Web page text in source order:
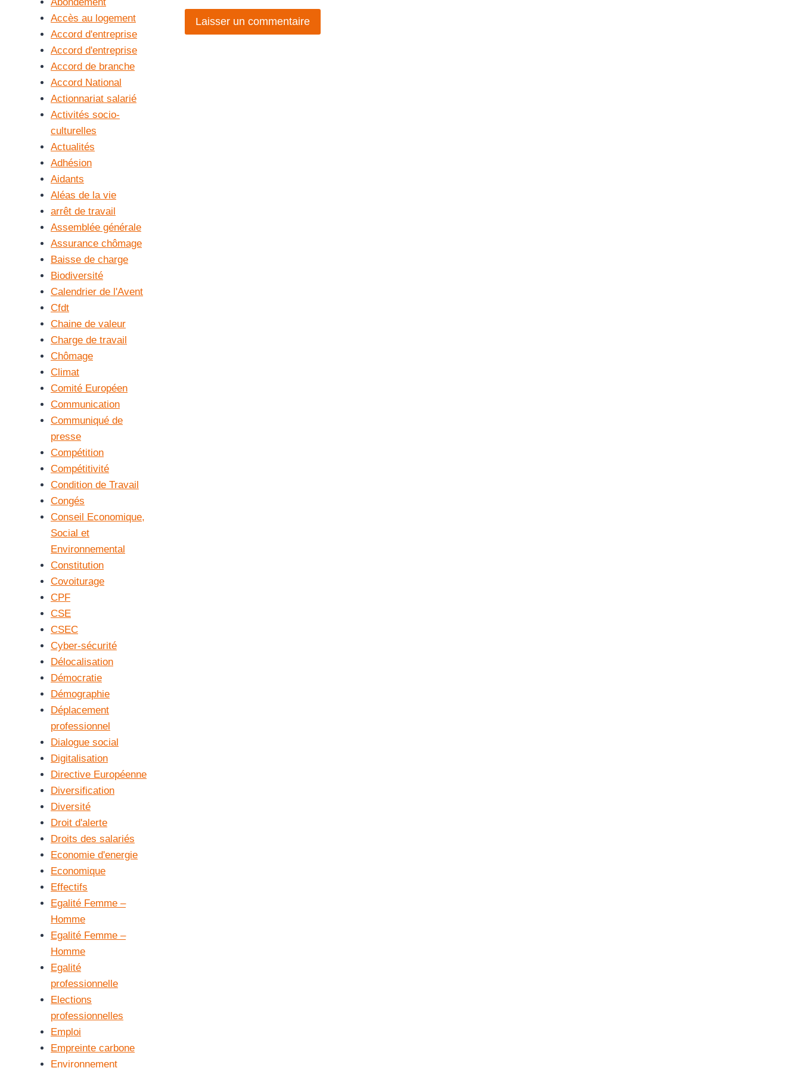
Accès au logement
Accord d'entreprise
Accord d'entreprise
Accord de branche
Accord National
Actionnariat salarié
Activités socio-
culturelles
Actualités
Adhésion
Aidants
Aléas de la vie
arrêt de travail
Assemblée générale
Assurance chômage
Baisse de charge
Biodiversité
Calendrier de l'Avent
Cfdt
Chaine de valeur
Charge de travail
Chômage
Climat
Comité Européen
Communication
Communiqué de
presse
Compétition
Compétitivité
Condition de Travail
Congés
Conseil Economique,
Social et
Environnemental
Constitution
Covoiturage
CPF
CSE
CSEC
Cyber-sécurité
Délocalisation
Démocratie
Démographie
Déplacement
professionnel
Dialogue social
Digitalisation
Directive Européenne
Diversification
Diversité
Droit d'alerte
Droits des salariés
Economie d'energie
Economique
Effectifs
Egalité Femme –
Homme
Egalité Femme –
Homme
Egalité
professionnelle
Elections
professionnelles
Emploi
Empreinte carbone
Environnement